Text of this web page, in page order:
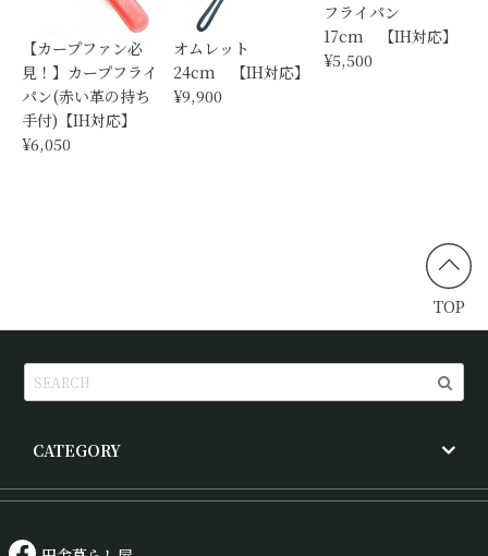
【カープファン必
見！】カープフライ
パン(赤い革の持ち
手付)【IH対応】
¥6,050
オムレット
24cm 【IH対応】
¥9,900
フライパン
17cm 【IH対応】
¥5,500
TOP
CATEGORY